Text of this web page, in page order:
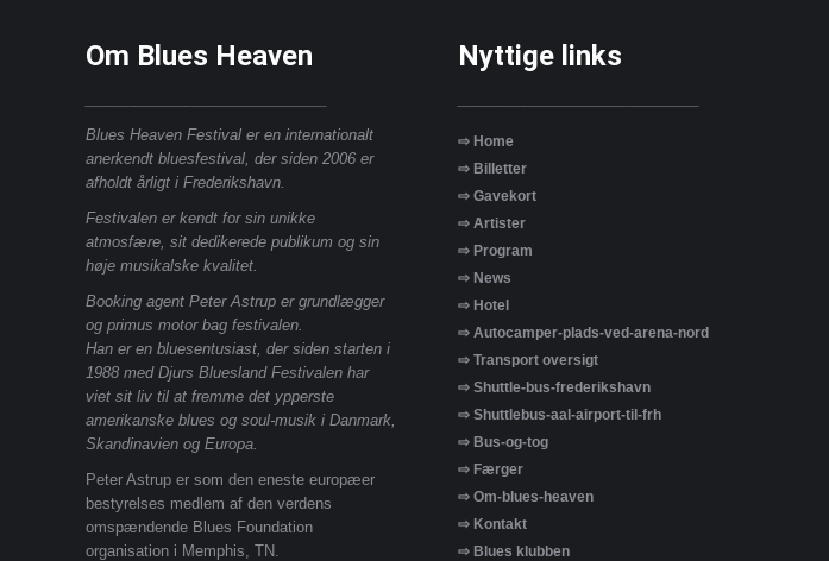
Om Blues Heaven
Blues Heaven Festival er en internationalt
anerkendt bluesfestival, der siden 2006 er
afholdt årligt i Frederikshavn.
Festivalen er kendt for sin unikke
atmosfære, sit dedikerede publikum og sin
høje musikalske kvalitet.
Booking agent Peter Astrup er grundlægger
og primus motor bag festivalen.
Han er en bluesentusiast, der siden starten i
1988 med Djurs Bluesland Festivalen har
viet sit liv til at fremme det ypperste
amerikanske blues og soul-musik i Danmark,
Skandinavien og Europa.
Peter Astrup er som den eneste europæer
bestyrelses medlem af den verdens
omspændende Blues Foundation
organisation i Memphis, TN.
Nyttige links
⇨ Home
⇨ Billetter
⇨ Gavekort
⇨ Artister
⇨ Program
⇨ News
⇨ Hotel
⇨ Autocamper-plads-ved-arena-nord
⇨ Transport oversigt
⇨ Shuttle-bus-frederikshavn
⇨ Shuttlebus-aal-airport-til-frh
⇨ Bus-og-tog
⇨ Færger
⇨ Om-blues-heaven
⇨ Kontakt
⇨ Blues klubben